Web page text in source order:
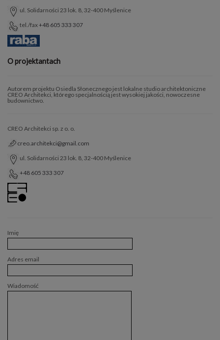
ul. Solidarności 23 lok. 8, 32-400 Myślenice
tel./fax+48 605 333 307
O projektantach
Autorem projektu Osiedla Słonecznego jest lokalne studio architektoniczne
CREO Architekci, którego specjalnością jest wysokiej jakości, nowoczesne
budownictwo.
CREO Architekci sp. z o. o.
creo.architekci@gmail.com
ul. Solidarności 23 lok. 8, 32-400 Myślenice
+48 605 333 307
Imię
Adres email
Wiadomość